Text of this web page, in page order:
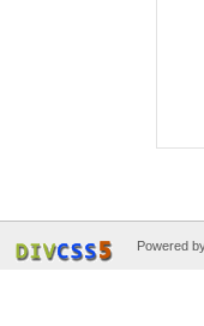
Powered